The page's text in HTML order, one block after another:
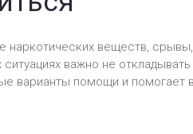
наркотических веществ,
важно не
варианты помощи и помогает